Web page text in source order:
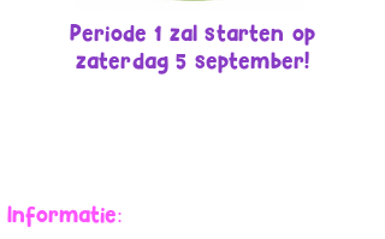
Periode 1 zal starten op
zaterdag 5 september!
Informatie: